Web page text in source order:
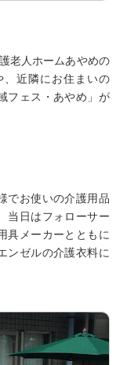
老人ホームあやめの
近隣にお住まいの
フェス・あやめ」が
でお使いの介護用品
当日はフォローサー
具メーカーとともに
ンゼルの介護衣料に